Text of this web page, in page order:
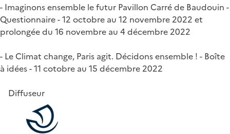
- Imaginons ensemble le futur Pavillon Carré de Baudouin -
Questionnaire - 12 octobre au 12 novembre 2022 et
prolongée du 16 novembre au 4 décembre 2022
- Le Climat change, Paris agit. Décidons ensemble ! - Boîte
à idées - 11 cotobre au 15 décembre 2022
Diffuseur